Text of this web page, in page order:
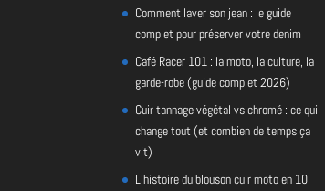
Comment laver son jean : le guide
complet pour préserver votre denim
Café Racer 101 : la moto, la culture, la
garde-robe (guide complet 2026)
Cuir tannage végétal vs chromé : ce qui
change tout (et combien de temps ça
vit)
L’histoire du blouson cuir moto en 10